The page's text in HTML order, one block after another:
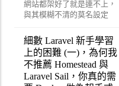
網站都架好了就是連不上，
與其模糊不清的莫名設定
重新了解吧！
細數 Laravel 新手學習
上的困難 (一)，為何我
不推薦 Homestead 與
Laravel Sail，你真的需